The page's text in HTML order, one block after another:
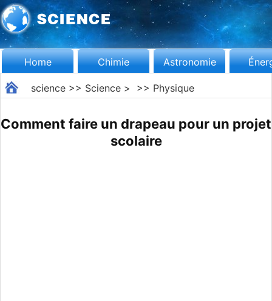
Home Chimie Astronomie
science>> Science> >> Physique
Comment faire un drapeau pour un projet
scolaire